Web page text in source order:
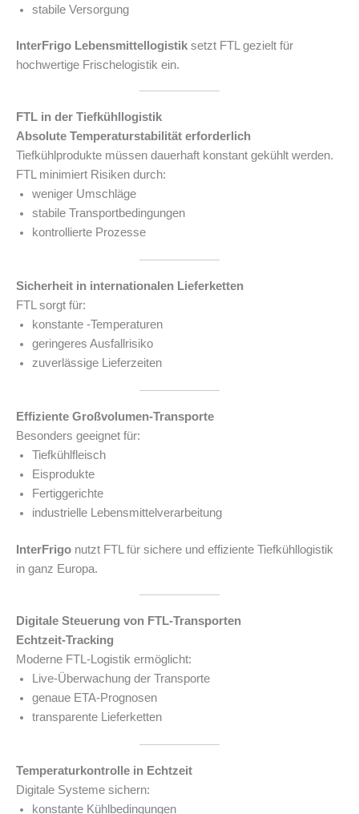
stabile Versorgung
InterFrigo Lebensmittellogistik setzt FTL gezielt für
hochwertige Frischelogistik ein.
FTL in der Tiefkühllogistik
Absolute Temperaturstabilität erforderlich
Tiefkühlprodukte müssen dauerhaft konstant gekühlt werden.
FTL minimiert Risiken durch:
weniger Umschläge
stabile Transportbedingungen
kontrollierte Prozesse
Sicherheit in internationalen Lieferketten
FTL sorgt für:
konstante -Temperaturen
geringeres Ausfallrisiko
zuverlässige Lieferzeiten
Effiziente Großvolumen-Transporte
Besonders geeignet für:
Tiefkühlfleisch
Eisprodukte
Fertiggerichte
industrielle Lebensmittelverarbeitung
InterFrigo nutzt FTL für sichere und effiziente Tiefkühllogistik
in ganz Europa.
Digitale Steuerung von FTL-Transporten
Echtzeit-Tracking
Moderne FTL-Logistik ermöglicht:
Live-Überwachung der Transporte
genaue ETA-Prognosen
transparente Lieferketten
Temperaturkontrolle in Echtzeit
Digitale Systeme sichern:
konstante Kühlbedingungen